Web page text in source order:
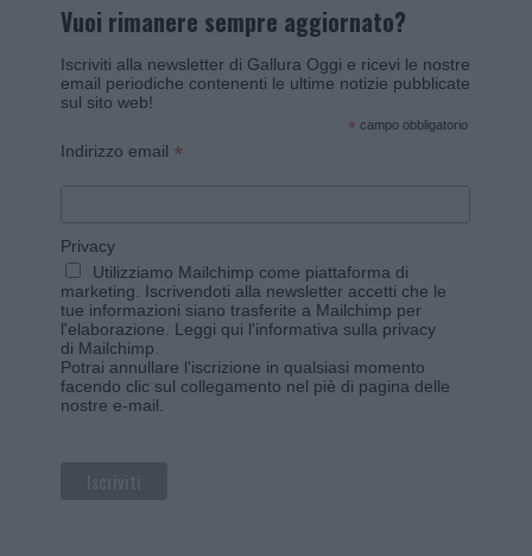
Vuoi rimanere sempre aggiornato?
Iscriviti alla newsletter di Gallura Oggi e ricevi le nostre
email periodiche contenenti le ultime notizie pubblicate
sul sito web!
* campo obbligatorio
Indirizzo email *
Privacy
Utilizziamo Mailchimp come piattaforma di
marketing. Iscrivendoti alla newsletter accetti che le
tue informazioni siano trasferite a Mailchimp per
l'elaborazione. Leggi qui l'informativa sulla privacy
di Mailchimp
Potrai annullare l'iscrizione in qualsiasi momento
facendo clic sul collegamento nel piè di pagina delle
nostre e-mail.